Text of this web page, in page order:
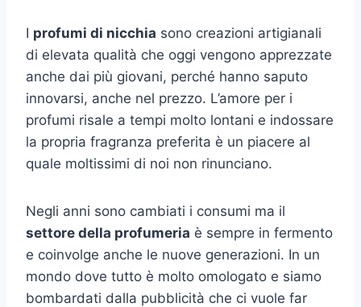
I profumi di nicchia sono creazioni artigianali
di elevata qualità che oggi vengono apprezzate
anche dai più giovani, perché hanno saputo
innovarsi, anche nel prezzo. L’amore per i
profumi risale a tempi molto lontani e indossare
la propria fragranza preferita è un piacere al
quale moltissimi di noi non rinunciano.
Negli anni sono cambiati i consumi ma il
settore della profumeria è sempre in fermento
e coinvolge anche le nuove generazioni. In un
mondo dove tutto è molto omologato e siamo
bombardati dalla pubblicità che ci vuole far